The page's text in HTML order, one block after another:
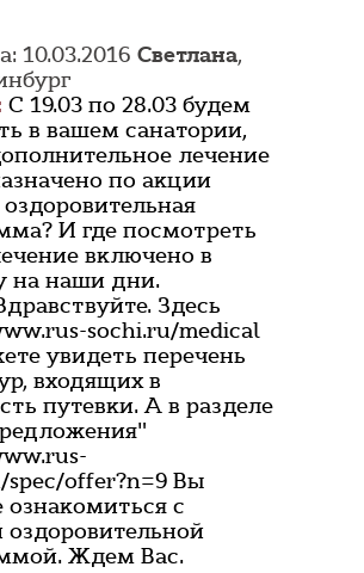
10.03.2016 Светлана,
С 19.03 по 28.03 будем
в вашем санатории,
лечение
по акции
И где посмотреть
включено в
на наши дни.
Здесь
sochi.ru/medical
увидеть перечень
входящих в
путевки. А в разделе
spec/offer?n=9 Вы
с
Ждем Вас.